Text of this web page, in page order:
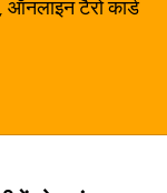
टैरो कार्ड